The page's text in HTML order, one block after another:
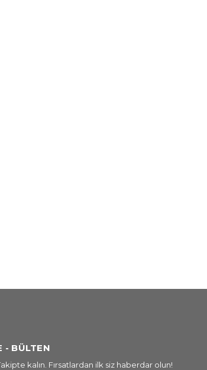
- BÜLTEN
kalın. Fırsatlardan ilk siz haberdar olun!